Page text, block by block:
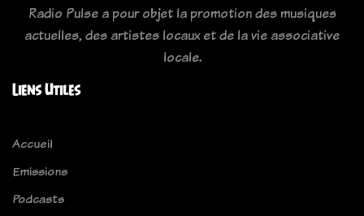
Radio Pulse a pour objet la promotion des musiques
actuelles, des artistes locaux et de la vie associative
locale.
Liens Utiles
Accueil
Emissions
Podcasts